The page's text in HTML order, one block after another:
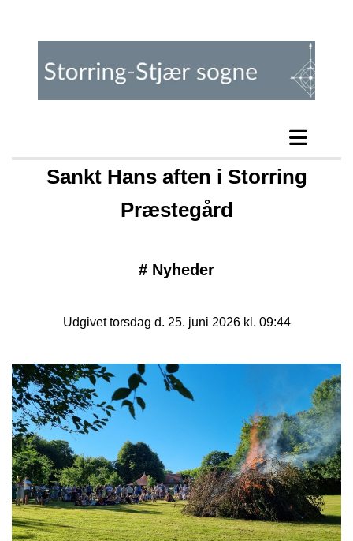
Sankt Hans aften i Storring
Præstegård
# Nyheder
Udgivet torsdag d. 25. juni 2026 kl. 09:44